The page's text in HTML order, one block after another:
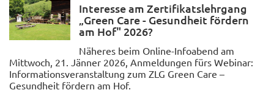
Interesse am Zertifikatslehrgang
„Green Care - Gesundheit fördern
am Hof" 2026?
Näheres beim Online-Infoabend am
Mittwoch, 21. Jänner 2026, Anmeldungen fürs Webinar:
Informationsveranstaltung zum ZLG Green Care –
Gesundheit fördern am Hof.